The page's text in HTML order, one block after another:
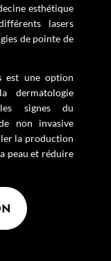
esthétique
lasers
de pointe de
est une option
dermatologie
signes du
non invasive
la production
peau et réduire